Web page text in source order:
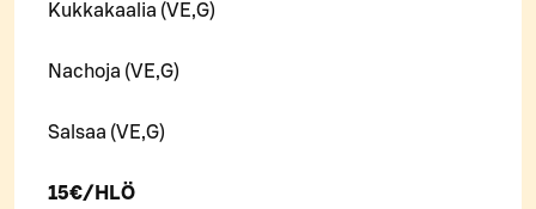
Kukkakaalia (VE,G)
Nachoja (VE,G)
Salsaa (VE,G)
15€/HLÖ